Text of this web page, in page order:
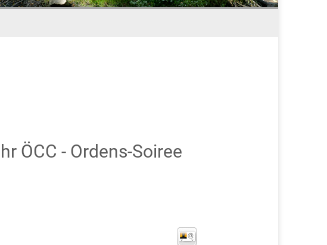
ÖCC - Ordens-Soiree